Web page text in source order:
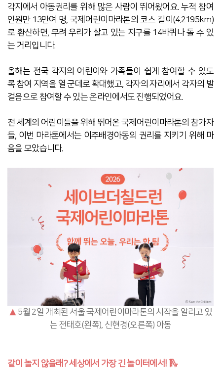
각지에서 아동권리를 위해 많은 사람이 뛰어왔어요. 누적 참여
인원만 13만여 명, 국제어린이마라톤의 코스 길이(4.2195km)
로 환산하면, 무려 우리가 살고 있는 지구를 14바퀴나 돌 수 있
는 거리입니다.
올해는 전국 각지의 어린이와 가족들이 쉽게 참여할 수 있도
록 참여 지역을 열 군데로 확대했고, 각자의 자리에서 각자의 발
걸음으로 참여할 수 있는 온라인에서도 진행되었어요.
전 세계의 어린이들을 위해 뛰어온 국제어린이마라톤의 참가자
들, 이번 마라톤에서는 이주배경아동의 권리를 지키기 위해 마
음을 모았습니다.
▲ 5월 2일 개최된 서울 국제어린이마라톤의 시작을 알리고 있
는 전태호(왼쪽), 신현경(오른쪽) 아동
같이 놀지 않을래? 세상에서 가장 긴 놀이터에서! 🛝